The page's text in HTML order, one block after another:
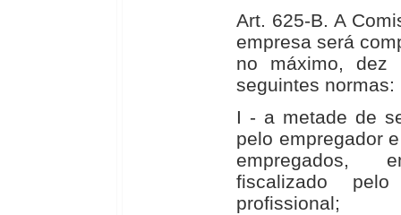
Art. 625-B. A
empresa será
no máximo, dez
seguintes normas:
I - a metade de
pelo empregador
empregados,
fiscalizado
profissional;